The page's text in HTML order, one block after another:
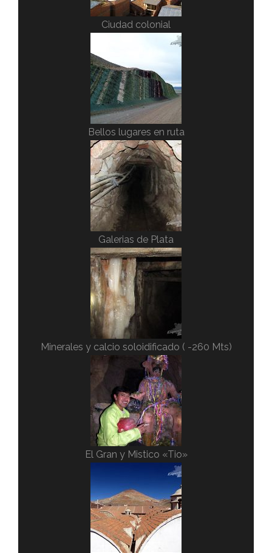
Ciudad colonial
Bellos lugares en ruta
Galerias de Plata
Minerales y calcio soloidificado ( -260 Mts)
El Gran y Mistico «Tio»